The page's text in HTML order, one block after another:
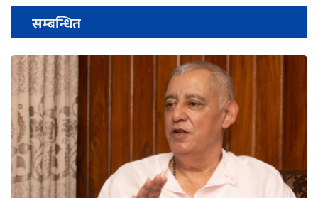
सम्बन्धित